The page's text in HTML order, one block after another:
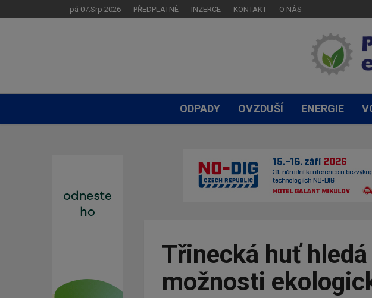
pá 07.Srp 2026 PŘEDPLATNÉ INZERCE KONTAKT O NÁS
ODPADY OVZDUŠÍ ENERGIE
Třinecká huť
možnosti